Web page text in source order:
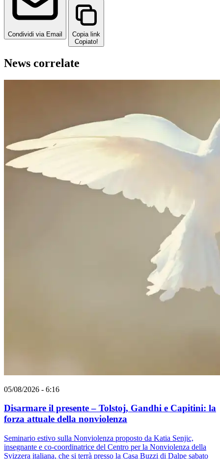
Condividi via Email
Copia link
Copiato!
News correlate
05/08/2026 - 6:16
Disarmare il presente – Tolstoj, Gandhi e Capitini: la
forza attuale della nonviolenza
Seminario estivo sulla Nonviolenza proposto da Katia Senjic,
insegnante e co-coordinatrice del Centro per la Nonviolenza della
Svizzera italiana, che si terrà presso la Casa Buzzi di Dalpe sabato